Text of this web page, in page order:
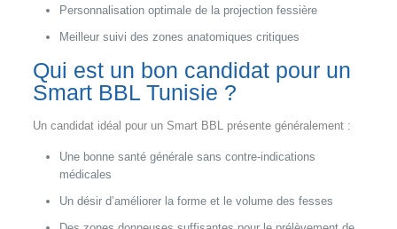
Personnalisation optimale de la projection fessière
Meilleur suivi des zones anatomiques critiques
Qui est un bon candidat pour un
Smart BBL Tunisie ?
Un candidat idéal pour un Smart BBL présente généralement :
Une bonne santé générale sans contre‑indications
médicales
Un désir d’améliorer la forme et le volume des fesses